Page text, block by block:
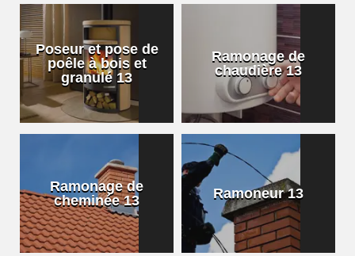
Poseur et pose de
poêle à bois et
granulé 13
Ramonage de
chaudière 13
Ramonage de
cheminée 13
Ramoneur 13